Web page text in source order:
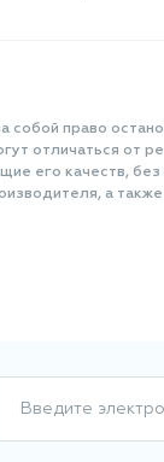
собой право
отличаться от
его качеств,
а
Введите